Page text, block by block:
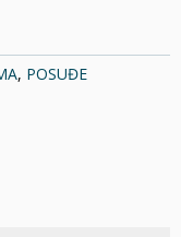
, POSUĐE